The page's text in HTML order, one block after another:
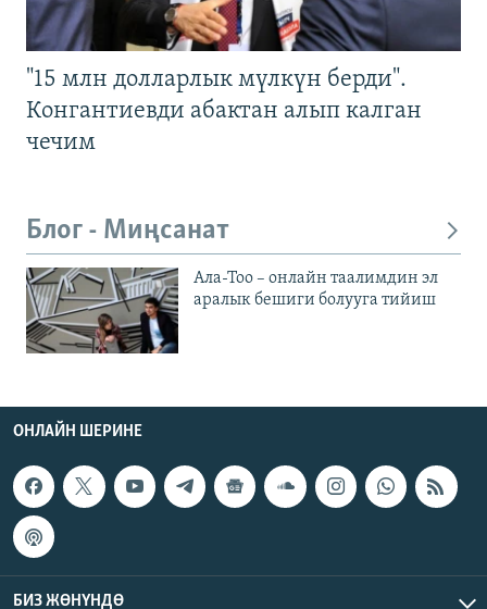
"15 млн долларлык мүлкүн берди".
Конгантиевди абактан алып калган
чечим
Блог - Миңсанат
Ала-Тоо – онлайн таалимдин эл
аралык бешиги болууга тийиш
ОНЛАЙН ШЕРИНЕ
БИЗ ЖӨНҮНДӨ